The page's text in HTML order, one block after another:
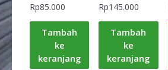
Rp85.000
Tambah
ke
keranjang
Rp145.000
Tambah
ke
keranjang